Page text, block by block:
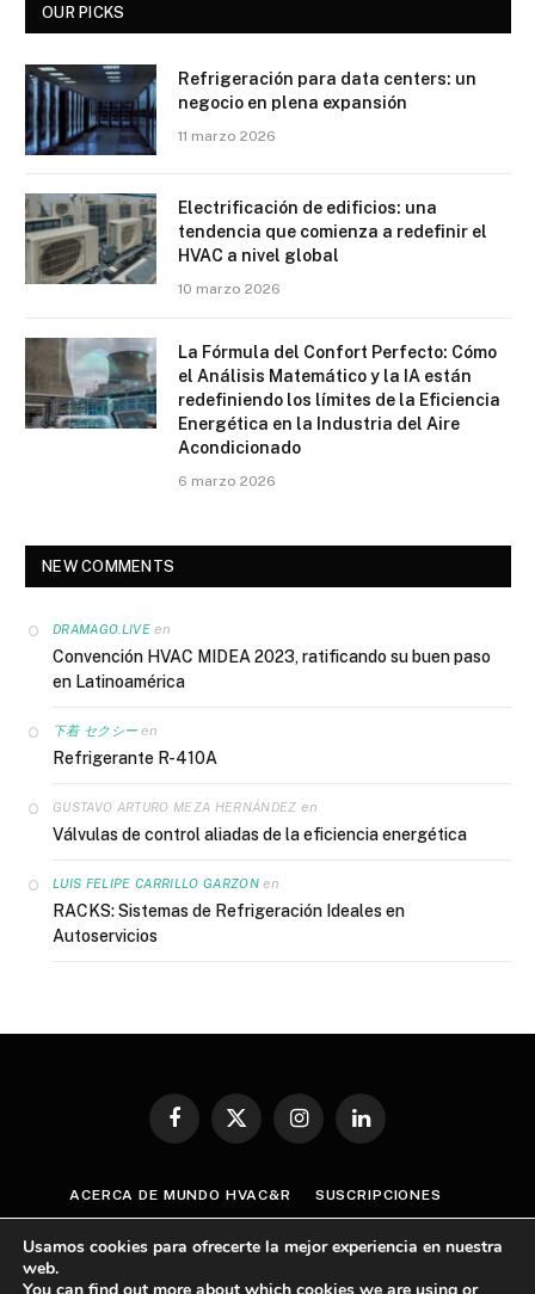
OUR PICKS
Refrigeración para data centers: un
negocio en plena expansión
11 marzo 2026
Electrificación de edificios: una
tendencia que comienza a redefinir el
HVAC a nivel global
10 marzo 2026
La Fórmula del Confort Perfecto: Cómo
el Análisis Matemático y la IA están
redefiniendo los límites de la Eficiencia
Energética en la Industria del Aire
Acondicionado
6 marzo 2026
NEW COMMENTS
DRAMAGO.LIVEen
Convención HVAC MIDEA 2023, ratificando su buen paso
en Latinoamérica
下着 セクシー en
Refrigerante R-410A
GUSTAVO ARTURO MEZA HERNÁNDEZ en
Válvulas de control aliadas de la eficiencia energética
LUIS FELIPE CARRILLO GARZONen
RACKS: Sistemas de Refrigeración Ideales en
Autoservicios
Facebook
X
InstagramLinkedIn
ACERCA DE MUNDO HVAC&R SUSCRIPCIONES
Usamos cookies para ofrecerte la mejor experiencia en nuestra
web.